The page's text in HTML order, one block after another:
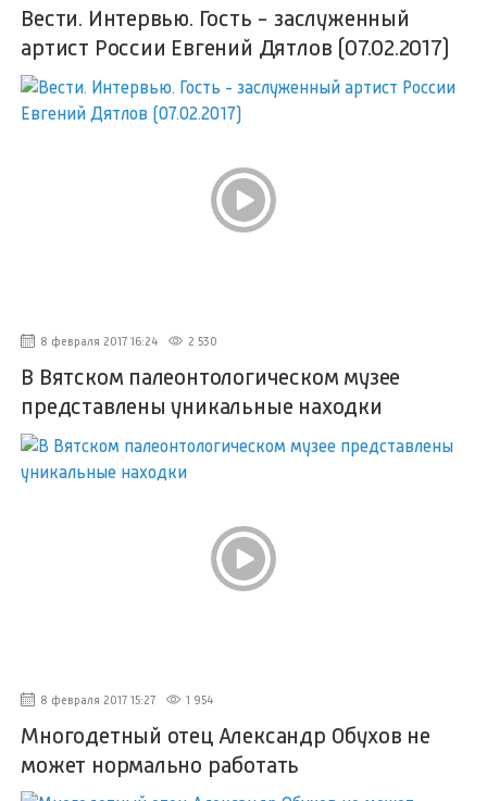
Вести. Интервью. Гость - заслуженный
артист России Евгений Дятлов (07.02.2017)
8 февраля 2017 16:24 2 530
В Вятском палеонтологическом музее
представлены уникальные находки
8 февраля 2017 15:27 1 954
Многодетный отец Александр Обухов не
может нормально работать